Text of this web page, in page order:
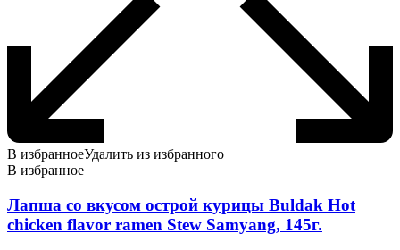
В избранноеУдалить из избранного
В избранное
Лапша со вкусом острой курицы Buldak Hot
chicken flavor ramen Stew Samyang, 145г.